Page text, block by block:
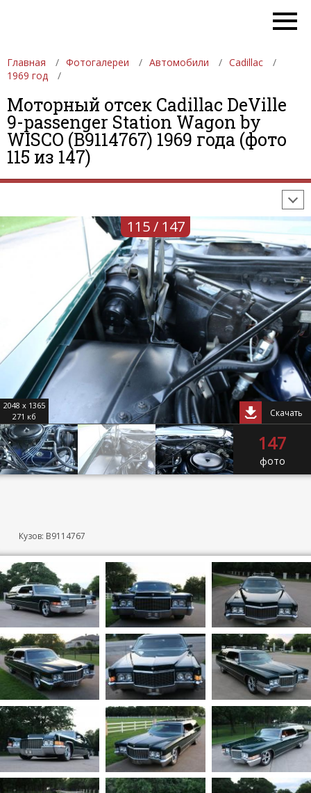
Главная Фотогалереи Автомобили
Cadillac
1969 год
Моторный отсек Cadillac DeVille
9-passenger Station Wagon by
WISCO (B9114767) 1969 года (фото
115 из 147)
ФОТОГАЛЕРЕИ АВТОМОБИЛИ
ДЕВУШКИ
АВТОСАЛОНЫ
115 / 147
2048 x 1365
271 кб
Скачать
147
фото
Кузов: B9114767